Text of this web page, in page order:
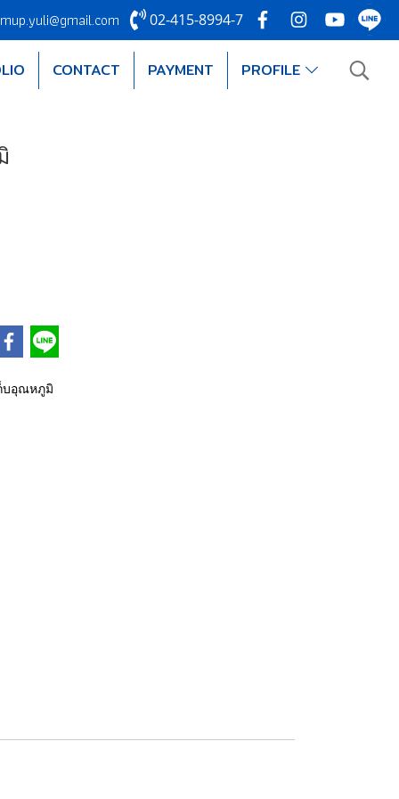
02-415-8994-7
CONTACT PAYMENT PROFILE
บอุณหภูมิ